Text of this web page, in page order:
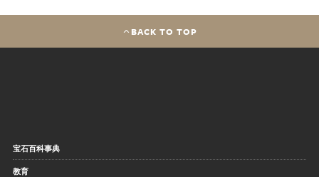
BACK TO TOP
宝石百科事典
教育